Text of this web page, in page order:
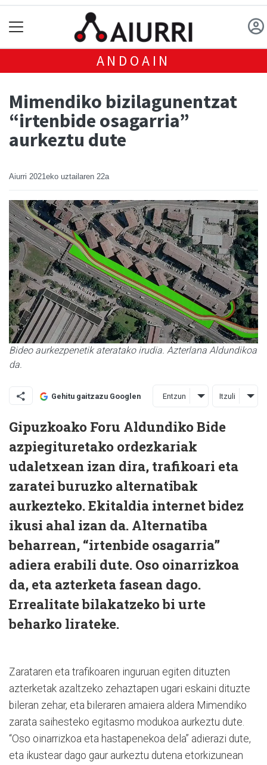
ANDOAIN
Mimendiko bizilagunentzat
“irtenbide osagarria”
aurkeztu dute
Aiurri 2021eko uztailaren 22a
Bideo aurkezpenetik ateratako irudia. Azterlana Aldundikoa
da.
Gehitu gaitzazu Googlen Entzun Itzuli
Gipuzkoako Foru Aldundiko Bide
azpiegituretako ordezkariak
udaletxean izan dira, trafikoari eta
zaratei buruzko alternatibak
aurkezteko. Ekitaldia internet bidez
ikusi ahal izan da. Alternatiba
beharrean, “irtenbide osagarria”
adiera erabili dute. Oso oinarrizkoa
da, eta azterketa fasean dago.
Errealitate bilakatzeko bi urte
beharko lirateke.
Zarataren eta trafikoaren inguruan egiten dituzten
azterketak azaltzeko zehaztapen ugari eskaini dituzte
bileran zehar, eta bileraren amaiera aldera Mimendiko
zarata saihesteko egitasmo modukoa aurkeztu dute.
“Oso oinarrizkoa eta hastapenekoa dela” adierazi dute,
eta ikustear dago gaur aurkeztu dutena etorkizunean